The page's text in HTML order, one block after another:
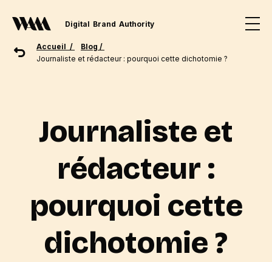
Digital Brand Authority
Accueil /
Blog /
Journaliste et rédacteur : pourquoi cette dichotomie ?
Journaliste et
rédacteur :
pourquoi cette
dichotomie ?